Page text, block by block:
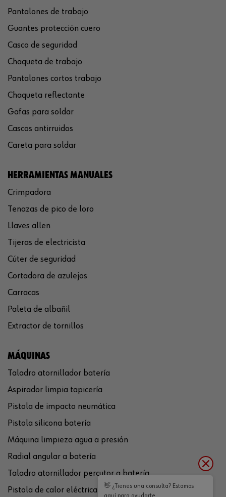
Pantalones de trabajo
Guantes protección cuero
Casco de seguridad
Chaqueta de trabajo
Pantalones cortos trabajo
Chaqueta reflectante
Gafas para soldar
Cascos antirruidos
Careta para soldar
HERRAMIENTAS MANUALES
Crimpadora
Tenazas de pico de loro
Llaves allen
Tijeras de electricista
Cúter de seguridad
Cortadora de azulejos
Carracas
Paleta de albañil
Extractor de tornillos
MÁQUINAS
Taladro atornillador batería
Aspirador limpia tapicería
Pistola de impacto neumática
Pistola silicona batería
Máquina limpieza agua a presión
Radial angular a batería
Taladro atornillador percutor a batería
Pistola de calor eléctrica
👋 ¿Tienes una consulta? Estamos